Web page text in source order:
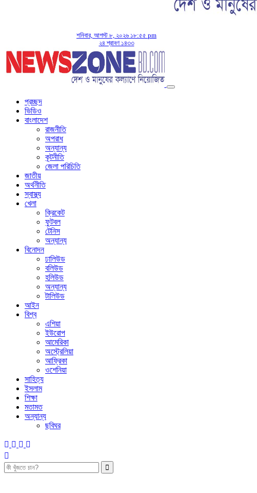
শনিবার, আগস্ট ৮, ২০২৬ ১৮:৫৫ pm
২৪ শ্রাবণ ১৪৩৩
প্রচ্ছদ
ভিডিও
বাংলাদেশ
রাজনীতি
অপরাধ
অন্যান্য
কূটনীতি
জেলা পরিচিতি
জাতীয়
অর্থনীতি
স্বাস্থ্য
খেলা
ক্রিকেট
ফুটবল
টেনিস
অন্যান্য
বিনোদন
ঢালিউড
বলিউড
হলিউড
অন্যান্য
টালিউড
আইন
বিশ্ব
এশিয়া
ইউরোপ
আমেরিকা
অস্ট্রেলিয়া
আফ্রিকা
ওশেনিয়া
সাহিত্য
ইসলাম
শিক্ষা
মতামত
অন্যান্য
ছবিঘর